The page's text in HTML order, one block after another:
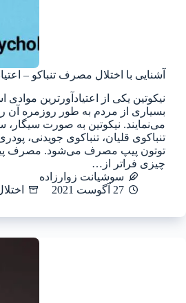
آشنایی با اختلال مصرف تنباکو –
نیکوتین یکی از اعتیادآورترین
بسیاری از مردم به طور روزمره
می‌نمایند. نیکوتین به صورت سیگار،
تنباکوی قلیان، تنباکوی جویدنی،
توتون پیپ مصرف می‌شود. مصرف
چیزی فراتر از…
سوشیانت زوارزاده
27 آگوست 2021